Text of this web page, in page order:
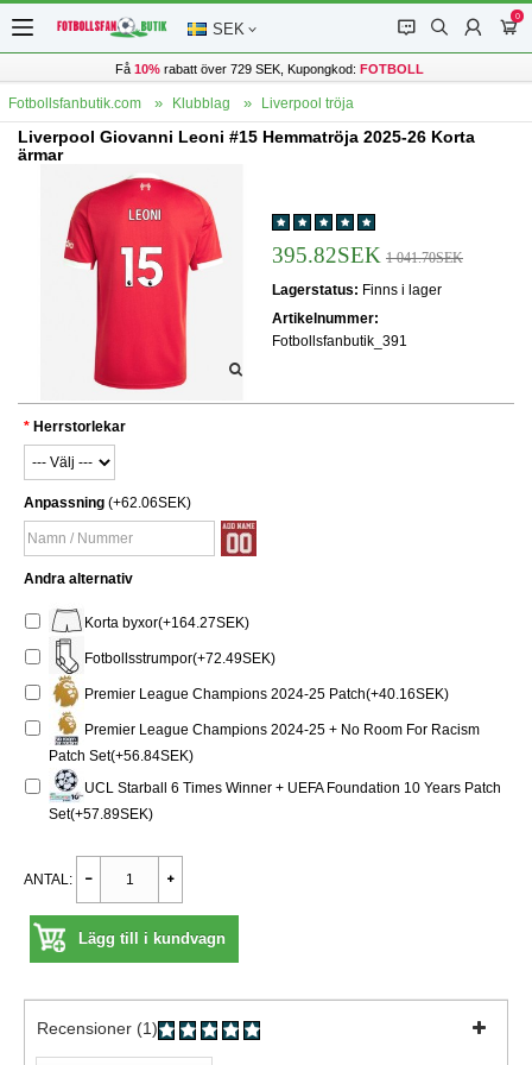
SEK 󰂱 󰂨 󰃳
0
󰃦
Få 10%rabatt över 729 SEK, Kupongkod: FOTBOLL
Fotbollsfanbutik.com Klubblag Liverpool tröja
Liverpool Giovanni Leoni #15 Hemmatröja 2025-26 Korta
ärmar
395.82SEK 1 041.70SEK
Lagerstatus: Finns i lager
Artikelnummer:
Fotbollsfanbutik_391
Herrstorlekar
Anpassning (+62.06SEK)
Andra alternativ
Korta byxor(+164.27SEK)
Fotbollsstrumpor(+72.49SEK)
Premier League Champions 2024-25 Patch(+40.16SEK)
Premier League Champions 2024-25 + No Room For Racism
Patch Set(+56.84SEK)
UCL Starball 6 Times Winner + UEFA Foundation 10 Years Patch
Set(+57.89SEK)
ANTAL:
Lägg till i kundvagn
Recensioner (1)